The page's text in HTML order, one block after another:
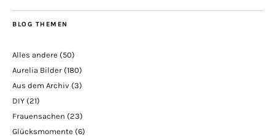
BLOG THEMEN
Alles andere (50)
Aurelia Bilder (180)
Aus dem Archiv (3)
DIY (21)
Frauensachen (23)
Glücksmomente (6)